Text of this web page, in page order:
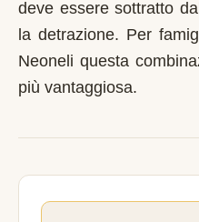
deve essere sottratto
la detrazione. Per
Neoneli questa
più vantaggiosa.